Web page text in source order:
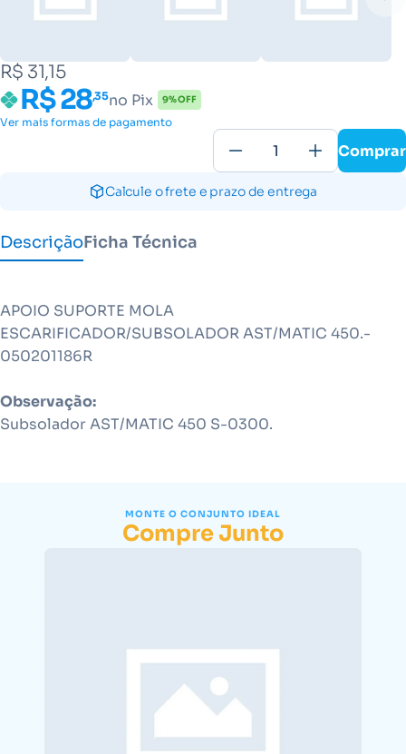
R$ 31,15
R$ 28,35no Pix 9% OFF
Ver mais formas de pagamento
Comprar
Calcule o frete e prazo de entrega
DescriçãoFicha Técnica
APOIO SUPORTE MOLA
ESCARIFICADOR/SUBSOLADOR AST/MATIC 450.-
050201186R
Observação:
Subsolador AST/MATIC 450 S-0300.
MONTE O CONJUNTO IDEAL
Compre Junto